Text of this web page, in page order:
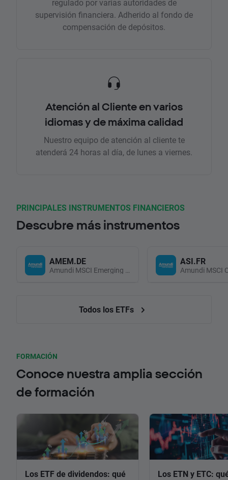
regulado por varias autoridades de
supervisión financiera. Adherido al fondo de
compensación de depósitos.
Atención al Cliente en varios
idiomas y de máxima calidad
Nuestro equipo de atención al cliente te
atenderá 24 horas al día, de lunes a viernes.
PRINCIPALES INSTRUMENTOS FINANCIEROS
Descubre más instrumentos
AMEM.DE
Amundi MSCI Emerging Markets UCITS (Acc EUR)
ASI.FR
Todos los ETFs
FORMACIÓN
Conoce nuestra amplia sección
de formación
Los ETF de dividendos: qué
Los ETN y ETC: